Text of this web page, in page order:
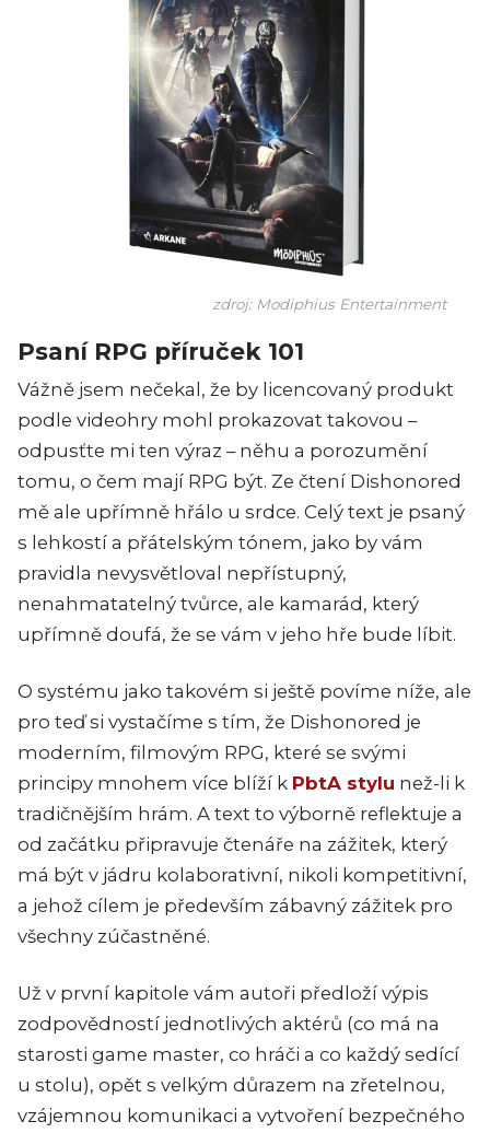
zdroj: Modiphius Entertainment
Psaní RPG příruček 101
Vážně jsem nečekal, že by licencovaný produkt
podle videohry mohl prokazovat takovou –
odpusťte mi ten výraz – něhu a porozumění
tomu, o čem mají RPG být. Ze čtení Dishonored
mě ale upřímně hřálo u srdce. Celý text je psaný
s lehkostí a přátelským tónem, jako by vám
pravidla nevysvětloval nepřístupný,
nenahmatatelný tvůrce, ale kamarád, který
upřímně doufá, že se vám v jeho hře bude líbit.
O systému jako takovém si ještě povíme níže, ale
pro teď si vystačíme s tím, že Dishonored je
moderním, filmovým RPG, které se svými
principy mnohem více blíží k PbtA stylu než-li k
tradičnějším hrám. A text to výborně reflektuje a
od začátku připravuje čtenáře na zážitek, který
má být v jádru kolaborativní, nikoli kompetitivní,
a jehož cílem je především zábavný zážitek pro
všechny zúčastněné.
Už v první kapitole vám autoři předloží výpis
zodpovědností jednotlivých aktérů (co má na
starosti game master, co hráči a co každý sedící
u stolu), opět s velkým důrazem na zřetelnou,
vzájemnou komunikaci a vytvoření bezpečného